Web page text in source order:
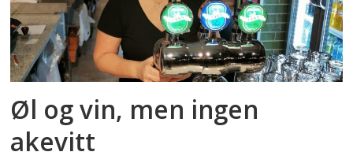
Øl og vin, men ingen
akevitt